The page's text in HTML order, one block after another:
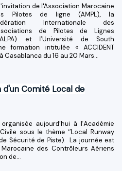
de l'Association Marocaine
Pilotes de ligne (AMPL), la
Internationale des
de Pilotes de Lignes
et l’Université de South
formation intitulée « ACCIDENT
à Casablanca du 16 au 20 Mars...
d'un Comité Local de
aujourd’hui à l’Académie
sous le thème ‘’Local Runway
de Sécurité de Piste). La journée est
des Contrôleurs Aériens
de...